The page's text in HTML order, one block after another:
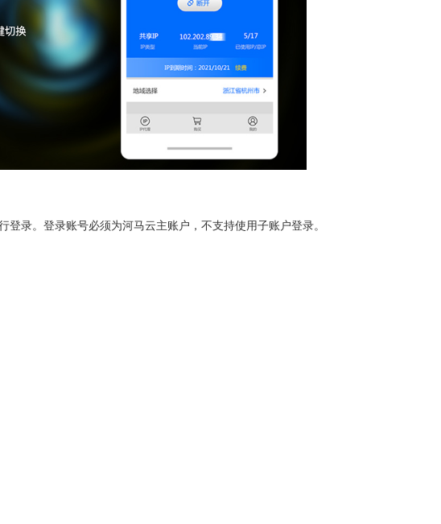
登录。登录账号必须为河马云主账户，不支持使用子账户登录。